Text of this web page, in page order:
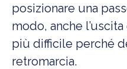
posizionare una
modo, anche
più difficile perché
retromarcia.